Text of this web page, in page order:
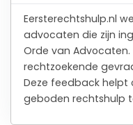
Eersterechtshulp.nl
advocaten die zijn
Orde van
rechtzoekende
Deze feedback helpt
geboden rechtshulp